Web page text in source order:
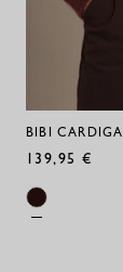
BIBI
139,95 €